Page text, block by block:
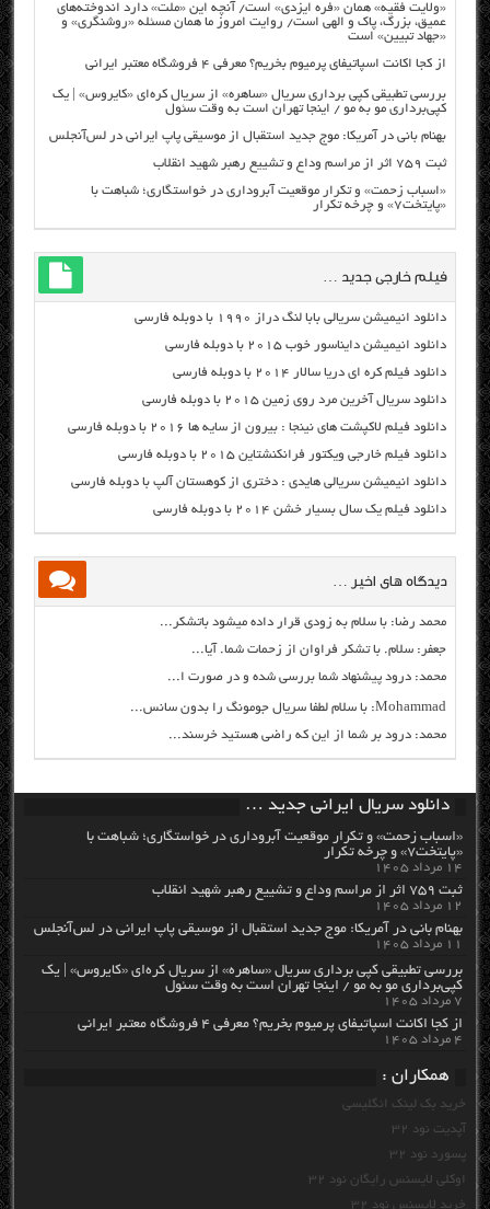
«ولایت فقیه» همان «فره ایزدی» است/ آنچه این «ملت» دارد اندوخته‌های
عمیق، بزرگ، پاک و الهی است/ روایت امروز ما همان مسئله «روشنگری» و
«جهاد تبیین» است
از کجا اکانت اسپاتیفای پرمیوم بخریم؟ معرفی ۴ فروشگاه معتبر ایرانی
بررسی تطبیقی کپی برداری سریال «ساهره» از سریال کره‌ای «کایروس» | یک
کپی‌برداری مو به مو / اینجا تهران است به وقت سئول
بهنام بانی در آمریکا: موج جدید استقبال از موسیقی پاپ ایرانی در لس‌آنجلس
ثبت ۷۵۹ اثر از مراسم وداع و تشییع رهبر شهید انقلاب
«اسباب زحمت» و تکرار موقعیت آبروداری در خواستگاری؛ شباهت با
«پایتخت۷» و چرخه تکرار
فیلم خارجی جدید …
دانلود انیمیشن سریالی بابا لنگ دراز ۱۹۹۰ با دوبله فارسی
دانلود انیمیشن دایناسور خوب ۲۰۱۵ با دوبله فارسی
دانلود فیلم کره ای دریا سالار ۲۰۱۴ با دوبله فارسی
دانلود سریال آخرین مرد روی زمین ۲۰۱۵ با دوبله فارسی
دانلود فیلم لاکپشت های نینجا : بیرون از سایه ها ۲۰۱۶ با دوبله فارسی
دانلود فیلم خارجی ویکتور فرانکنشتاین ۲۰۱۵ با دوبله فارسی
دانلود انیمیشن سریالی هایدی : دختری از کوهستان آلپ با دوبله فارسی
دانلود فیلم یک سال بسیار خشن ۲۰۱۴ با دوبله فارسی
دیدگاه های اخیر …
محمد رضا: با سلام به زودی قرار داده میشود باتشکر...
جعفر: سلام. با تشکر فراوان از زحمات شما. آیا...
محمد: درود پیشنهاد شما بررسی شده و در صورت ا...
Mohammad: با سلام لطفا سریال جومونگ را بدون سانس...
محمد: درود بر شما از این که راضی هستید خرسند...
دانلود سریال ایرانی جدید …
«اسباب زحمت» و تکرار موقعیت آبروداری در خواستگاری؛ شباهت با
«پایتخت۷» و چرخه تکرار
۱۴ مرداد ۱۴۰۵
ثبت ۷۵۹ اثر از مراسم وداع و تشییع رهبر شهید انقلاب
۱۲ مرداد ۱۴۰۵
بهنام بانی در آمریکا: موج جدید استقبال از موسیقی پاپ ایرانی در لس‌آنجلس
۱۱ مرداد ۱۴۰۵
بررسی تطبیقی کپی برداری سریال «ساهره» از سریال کره‌ای «کایروس» | یک
کپی‌برداری مو به مو / اینجا تهران است به وقت سئول
۷ مرداد ۱۴۰۵
از کجا اکانت اسپاتیفای پرمیوم بخریم؟ معرفی ۴ فروشگاه معتبر ایرانی
۴ مرداد ۱۴۰۵
همکاران :
خرید بک لینک انگلیسی
آپدیت نود 32
پسورد نود 32
اوکلی لایسنس رایگان نود 32
خرید لایسنس نود 32